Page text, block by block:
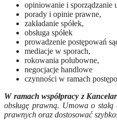
opiniowanie i sporządzanie
porady i opinie prawne,
zakładanie spółek,
obsługa spółek
prowadzenie postępowań
mediacje w sporach,
rokowania polubowne,
negocjacje handlowe
czynności w ramach
W ramach współpracy z
obsługę prawną. Umowa o
prawnych oraz dostosować